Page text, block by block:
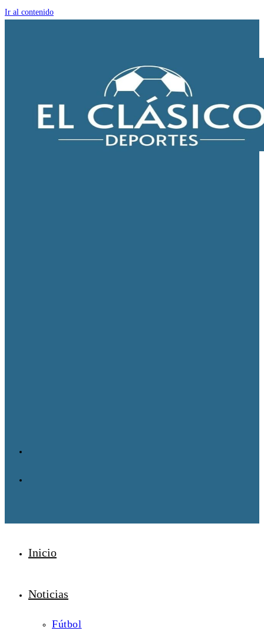
Ir al contenido
Inicio
Noticias
Fútbol